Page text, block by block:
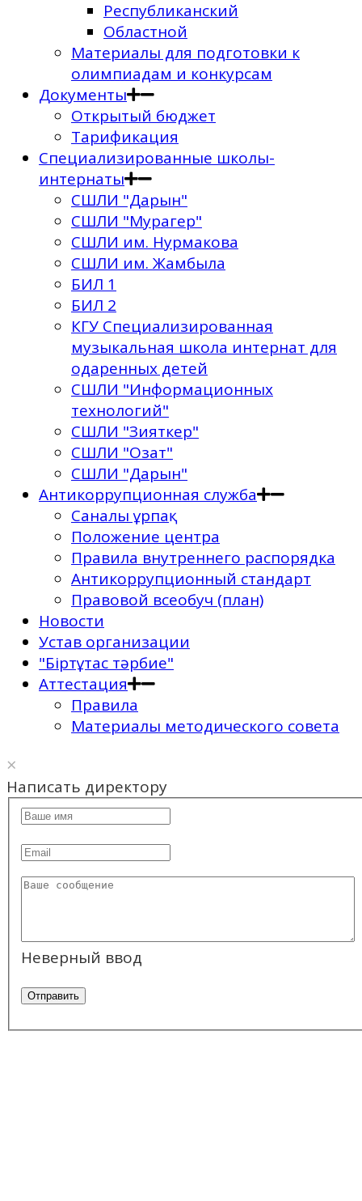
Республиканский
Областной
Материалы для подготовки к
олимпиадам и конкурсам
Документы
Открытый бюджет
Тарификация
Специализированные школы-
интернаты
СШЛИ "Дарын"
СШЛИ "Мурагер"
СШЛИ им. Нурмакова
СШЛИ им. Жамбыла
БИЛ 1
БИЛ 2
КГУ Специализированная
музыкальная школа интернат для
одаренных детей
СШЛИ "Информационных
технологий"
СШЛИ "Зияткер"
СШЛИ "Озат"
СШЛИ "Дарын"
Антикоррупционная служба
Саналы ұрпақ
Положение центра
Правила внутреннего распорядка
Антикоррупционный стандарт
Правовой всеобуч (план)
Новости
Устав организации
"Біртұтас тәрбие"
Аттестация
Правила
Материалы методического совета
×
Написать директору
Неверный ввод
Отправить